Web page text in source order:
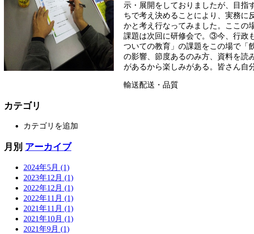
示・展開をしておりましたが、目指
ちで考え決めることにより、実務に
かと考え行なってみました。ここの
課題は次回に研修会で。③今、行政
ついての教育」の課題をこの場で「
の影響、節度あるのみ方、資料を読
があるから楽しみがある。皆さん自
輸送配送・品質
カテゴリ
カテゴリを追加
月別 アーカイブ
2024年5月 (1)
2023年12月 (1)
2022年12月 (1)
2022年11月 (1)
2021年11月 (1)
2021年10月 (1)
2021年9月 (1)